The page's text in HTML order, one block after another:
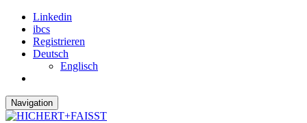
Linkedin
ibcs
Registrieren
Deutsch
Englisch
Navigation